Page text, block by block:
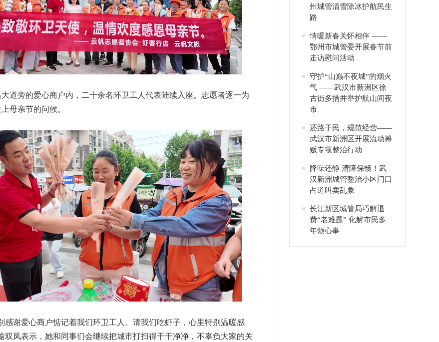
道旁的爱心商户内，二十余名环卫工人代表陆续入座。志愿者逐一为
母亲节的问候。
感谢爱心商户惦记着我们环卫工人。请我们吃虾子，心里特别温暖感
双凤表示，她和同事们会继续把城市打扫得干干净净，不辜负大家的关
州城管清雪除冰护航民生
路
情暖新春关怀相伴 ——
鄂州市城管委开展春节前
走访慰问活动
守护“山巅不夜城”的烟火
气 ——武汉市新洲区徐
古街多措并举护航山间夜
市
还路于民，规范经营——
武汉市新洲区开展流动摊
贩专项整治行动
降噪还静 清障保畅！武
汉新洲城管整治小区门口
占道叫卖乱象
长江新区城管局巧解退
费“老难题” 化解市民多
年烦心事